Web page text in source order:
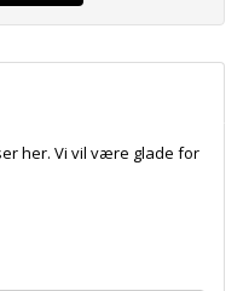
her. Vi vil være glade for